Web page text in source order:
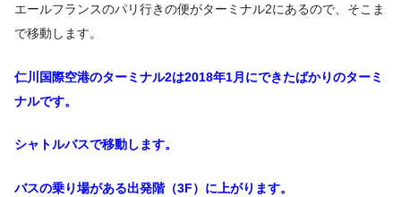
エールフランスのパリ行きの便がターミナル2にあるので、そこま
で移動します。
仁川国際空港のターミナル2は2018年1月にできたばかりのターミ
ナルです。
シャトルバスで移動します。
バスの乗り場がある出発階（3F）に上がります。